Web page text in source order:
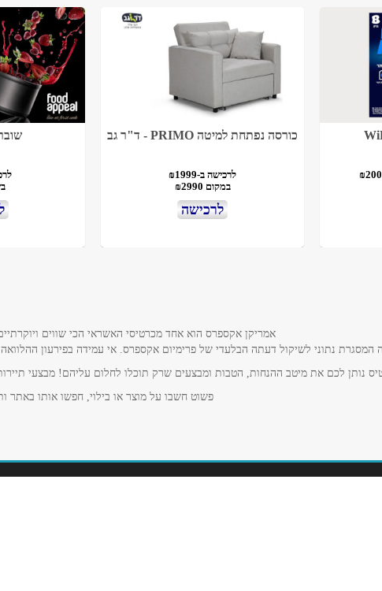
כורסה נפתחת למיטה PRIMO - ד"ר גב
לרכישה ב-₪1999
במקום ₪2990
לרכישה
אמריקן אקספרס הוא אחד מכרטיסי האשראי הכי שווים
המסגרת נתוני לשיקול דעתה הבלעדי של פרימיום אקספרס. אי עמידה בפירעון
נותן לכם את מיטב ההנחות, הטבות ומבצעים שרק תוכלו לחלום עליהם! מבצעי
פשוט חשבו על מוצר או בילוי, חפשו אותו באתר